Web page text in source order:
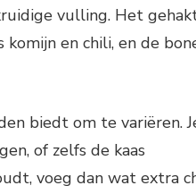
vulling. Het
en chili, en de
biedt om te variëren.
of zelfs de kaas
voeg dan wat extra